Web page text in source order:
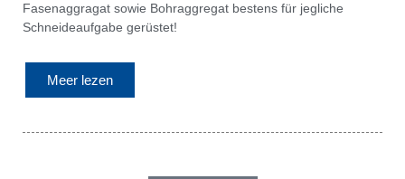
Fasenaggragat sowie Bohraggregat bestens für jegliche
Schneideaufgabe gerüstet!
Meer lezen